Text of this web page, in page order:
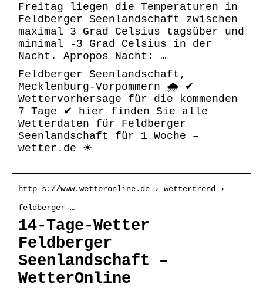
Freitag liegen die Temperaturen in
Feldberger Seenlandschaft zwischen
maximal 3 Grad Celsius tagsüber und
minimal -3 Grad Celsius in der
Nacht. Apropos Nacht: …
Feldberger Seenlandschaft,
Mecklenburg-Vorpommern 🌧️ ✔
Wettervorhersage für die kommenden
7 Tage ✔ hier finden Sie alle
Wetterdaten für Feldberger
Seenlandschaft für 1 Woche –
wetter.de ☀
http s://www.wetteronline.de › wettertrend ›
feldberger-…
14-Tage-Wetter
Feldberger
Seenlandschaft –
WetterOnline